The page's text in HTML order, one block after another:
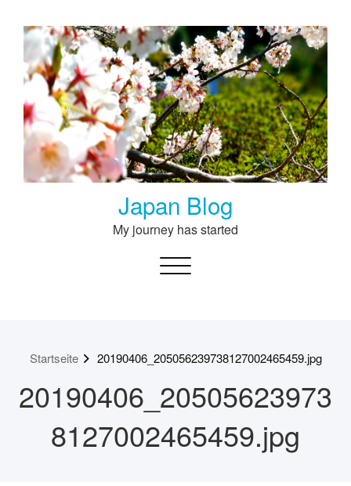
content
Japan Blog
My journey has started
Toggle navigation
Startseite 20190406_205056239738127002465459.jpg
20190406_20505623973
8127002465459.jpg